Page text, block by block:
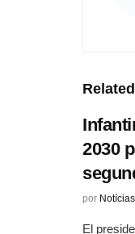
Related
2030
por
El